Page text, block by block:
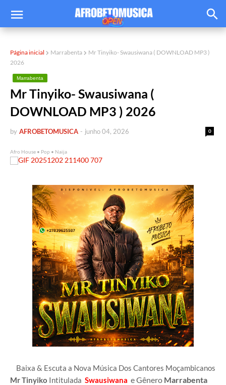
Página inicial Marrabenta
Mr Tinyiko- Swausiwana ( DOWNLOAD MP3 )
2026
Marrabenta
Mr Tinyiko- Swausiwana (
DOWNLOAD MP3 ) 2026
by AFROBETOMUSICA 0
- junho 04, 2026
Afro House • Pop • Naija
Baixa & Escuta a Nova Música Dos Cantores Moçambicanos
Mr Tinyiko Intitulada Swausiwana e Gênero Marrabenta